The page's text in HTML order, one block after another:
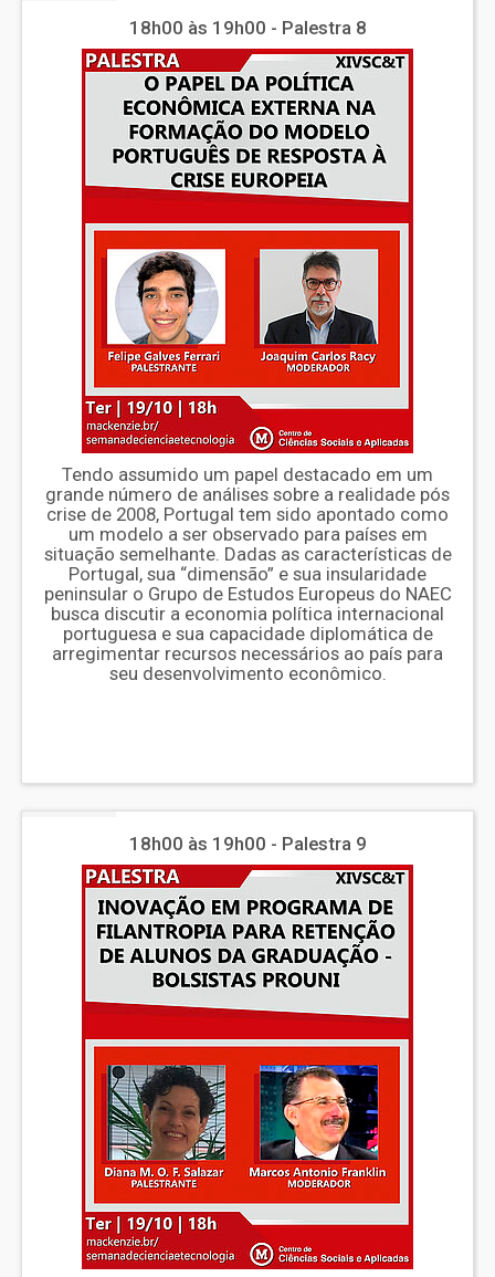
18h00 às 19h00 - Palestra 8
Tendo assumido um papel destacado em um
grande número de análises sobre a realidade pós
crise de 2008, Portugal tem sido apontado como
um modelo a ser observado para países em
situação semelhante. Dadas as características de
Portugal, sua “dimensão” e sua insularidade
peninsular o Grupo de Estudos Europeus do NAEC
busca discutir a economia política internacional
portuguesa e sua capacidade diplomática de
arregimentar recursos necessários ao país para
seu desenvolvimento econômico.
18h00 às 19h00 - Palestra 9